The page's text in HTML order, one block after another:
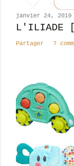
n
t
i
janvier 24, 2019
L'ILIADE
Partager 7